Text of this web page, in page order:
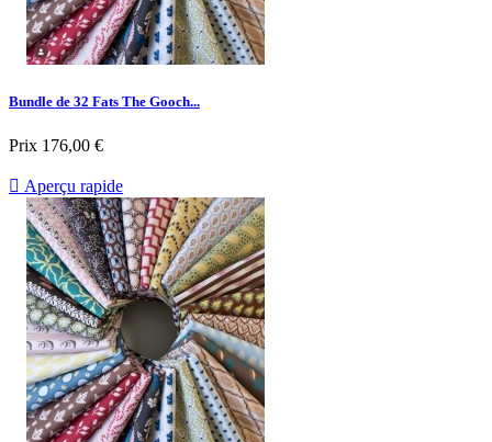
Bundle de 32 Fats The Gooch...
Prix 176,00 €
 Aperçu rapide